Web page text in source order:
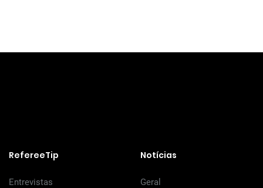
RefereeTip
Entrevistas
Notícias
Geral